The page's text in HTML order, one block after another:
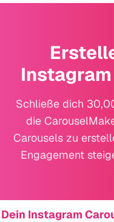
Schließe dich
die
Carousels zu
Engagement
Dein Instagram